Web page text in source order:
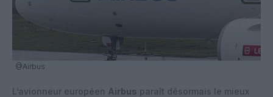
@Airbus
L’avionneur européen Airbus paraît désormais le mieux